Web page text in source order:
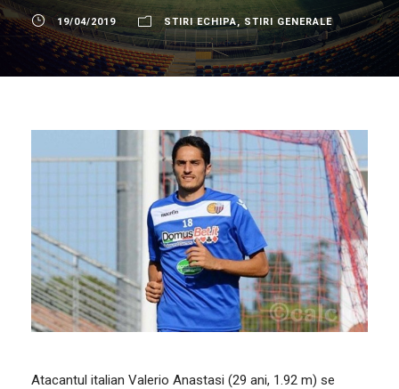
19/04/2019 STIRI ECHIPA, STIRI GENERALE
Atacantul italian Valerio Anastasi (29 ani, 1.92 m) se